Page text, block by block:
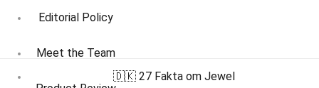
Editorial Policy
Meet the Team
🇩🇰 27 Fakta om Jewel